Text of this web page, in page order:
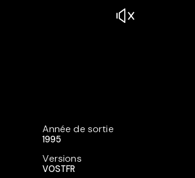
Année de sortie
1995
Versions
VOSTFR